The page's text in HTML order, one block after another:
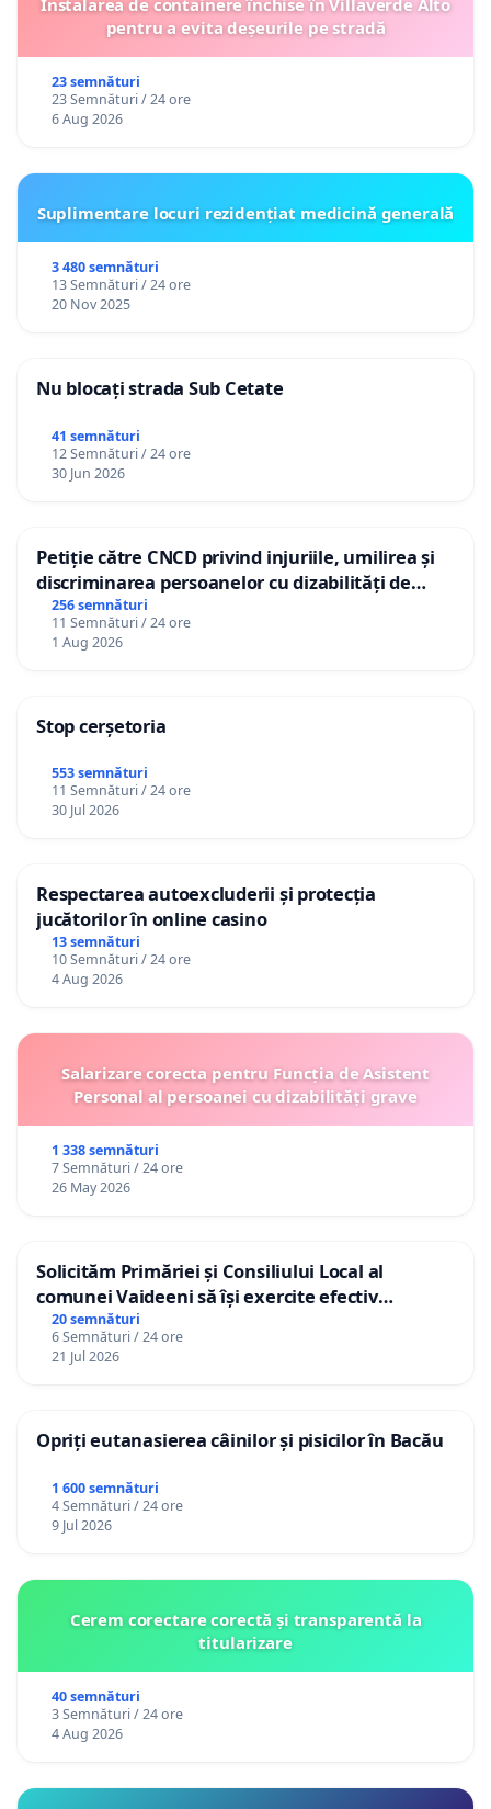
pentru a evita deșeurile pe stradă
23 semnături
23 Semnături / 24 ore
6 Aug 2026
Suplimentare locuri rezidențiat medicină generală
3 480 semnături
13 Semnături / 24 ore
20 Nov 2025
Nu blocați strada Sub Cetate
41 semnături
12 Semnături / 24 ore
30 Jun 2026
Petiție către CNCD privind injuriile, umilirea și
discriminarea persoanelor cu dizabilități de
către utilizatorul TikTok „Gorici”
256 semnături
11 Semnături / 24 ore
1 Aug 2026
Stop cerșetoria
553 semnături
11 Semnături / 24 ore
30 Jul 2026
Respectarea autoexcluderii și protecția
jucătorilor în online casino
13 semnături
10 Semnături / 24 ore
4 Aug 2026
Salarizare corecta pentru Funcția de Asistent
Personal al persoanei cu dizabilități grave
1 338 semnături
7 Semnături / 24 ore
26 May 2026
Solicităm Primăriei și Consiliului Local al
comunei Vaideeni să își exercite efectiv
atribuțiile legale și să reprezinte interesele
cetățenilor în raport cu APAVIL S.A, operatorul
serviciului de apă!
20 semnături
6 Semnături / 24 ore
21 Jul 2026
Opriți eutanasierea câinilor și pisicilor în Bacău
1 600 semnături
4 Semnături / 24 ore
9 Jul 2026
Cerem corectare corectă și transparentă la
titularizare
40 semnături
3 Semnături / 24 ore
4 Aug 2026